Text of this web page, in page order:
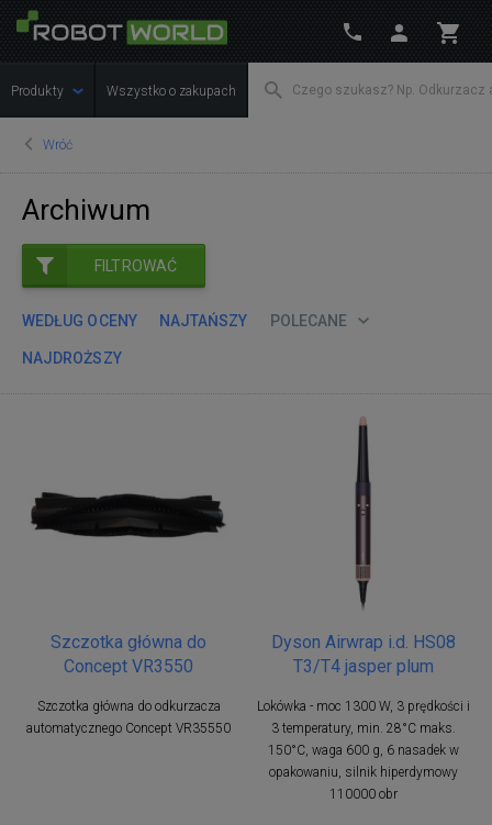
Produkty Wszystko o zakupach
Wróć
Archiwum
FILTROWAĆ
WEDŁUG OCENY NAJTAŃSZY POLECANE
NAJDROŻSZY
Szczotka główna do
Concept VR3550
Szczotka główna do odkurzacza
automatycznego Concept VR35550
Dyson Airwrap i.d. HS08
T3/T4 jasper plum
Lokówka - moc 1300 W, 3 prędkości i
3 temperatury, min. 28°C maks.
150°C, waga 600 g, 6 nasadek w
opakowaniu, silnik hiperdymowy
110000 obr